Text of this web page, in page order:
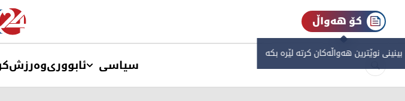
کۆ هەواڵ
نوێترین هەواڵەکان کرتە لێرە بکە
سیاسی ئابووریوەرزش